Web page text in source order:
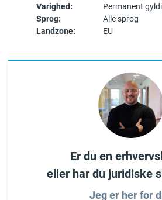
Varighed:
Permanent
Sprog:
Alle sprog
Landzone:
EU
Er du en
eller har du juridiske
Jeg er her for